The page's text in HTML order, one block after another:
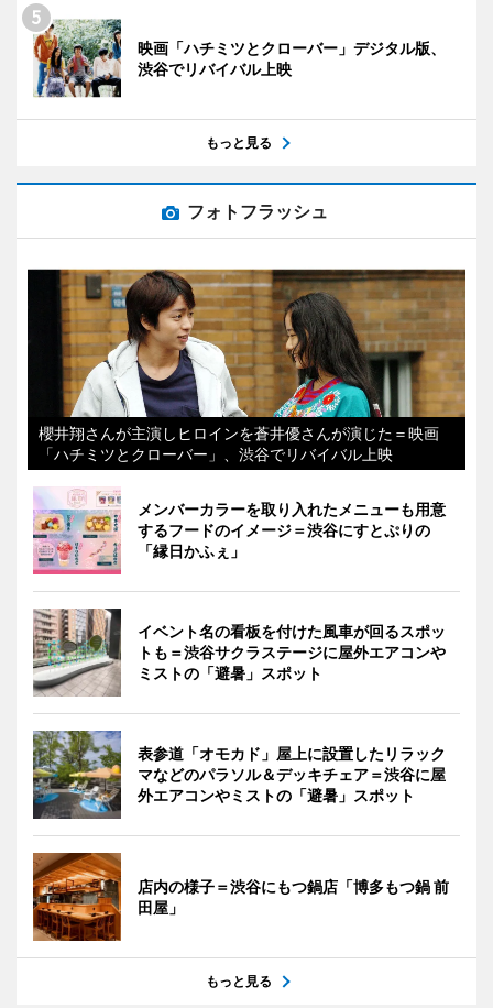
映画「ハチミツとクローバー」デジタル版、
渋谷でリバイバル上映
もっと見る
フォトフラッシュ
櫻井翔さんが主演しヒロインを蒼井優さんが演じた＝映画
「ハチミツとクローバー」、渋谷でリバイバル上映
メンバーカラーを取り入れたメニューも用意
するフードのイメージ＝渋谷にすとぷりの
「縁日かふぇ」
イベント名の看板を付けた風車が回るスポッ
トも＝渋谷サクラステージに屋外エアコンや
ミストの「避暑」スポット
表参道「オモカド」屋上に設置したリラック
マなどのパラソル＆デッキチェア＝渋谷に屋
外エアコンやミストの「避暑」スポット
店内の様子＝渋谷にもつ鍋店「博多もつ鍋 前
田屋」
もっと見る